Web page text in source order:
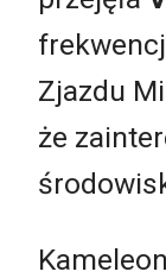
Zjazdu
że